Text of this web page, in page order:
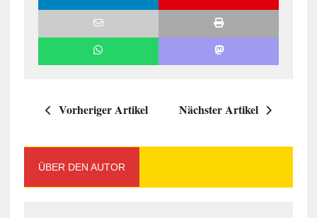
Vorheriger Artikel Nächster Artikel
ÜBER DEN AUTOR